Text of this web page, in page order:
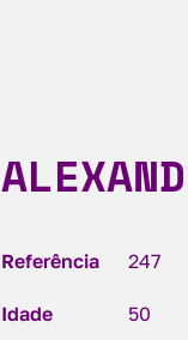
Referência 247
Idade 50